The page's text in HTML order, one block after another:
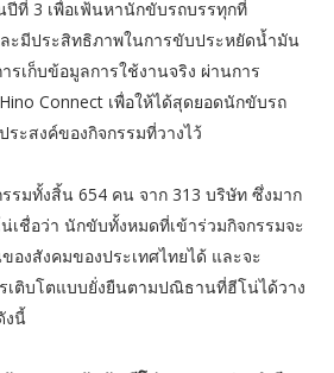
ปีที่ 3 เพื่อเฟ้นหานักขับรถบรรทุกที่
ะมีประสิทธิภาพในการขับประหยัดน้ำมัน
รเก็บข้อมูลการใช้งานจริง ผ่านการ
Connect เพื่อให้ได้สุดยอดนักขับรถ
ะสงค์ของกิจกรรมที่วางไว้
รมทั้งสิ้น 654 คน จาก 313 บริษัท ซึ่งมาก
เชื่อว่า นักขับทั้งหมดที่เข้าร่วมกิจกรรมจะ
งสังคมของประเทศไทยได้ และจะ
เติบโตแบบยั่งยืนตามปณิธานที่ฮีโน่ได้วาง
งนี้